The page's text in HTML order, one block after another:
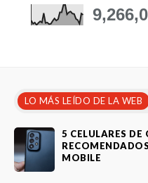
LO MÁS LEÍDO DE LA WEB
5 CELULARES
MOBILE